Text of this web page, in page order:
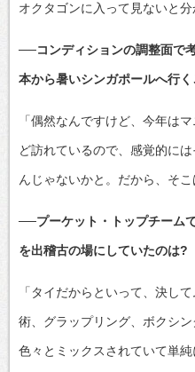
オクタゴンに入って見ないと分
──コンディションの調整面で
本から暑いシンガポールへ行
「偶然なんですけど、今年は
ど訪れているので、感覚的に
んじゃないかと。だから、そこ
──プーケット・トップチーム
を出稽古の場にしていたのは?
「タイだからといって、決し
術、グラップリング、ボクシ
色々とミックスされていて単